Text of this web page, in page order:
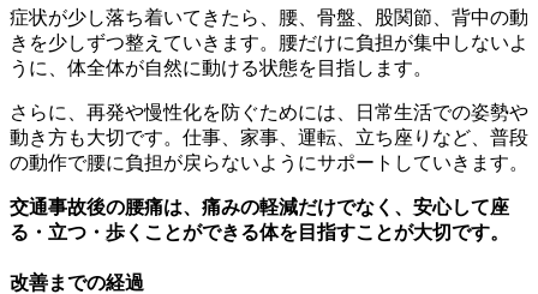
症状が少し落ち着いてきたら、腰、骨盤、股関節、背中の動
きを少しずつ整えていきます。腰だけに負担が集中しないよ
うに、体全体が自然に動ける状態を目指します。
さらに、再発や慢性化を防ぐためには、日常生活での姿勢や
動き方も大切です。仕事、家事、運転、立ち座りなど、普段
の動作で腰に負担が戻らないようにサポートしていきます。
交通事故後の腰痛は、痛みの軽減だけでなく、安心して座
る・立つ・歩くことができる体を目指すことが大切です。
改善までの経過